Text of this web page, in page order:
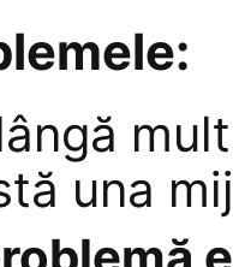
una